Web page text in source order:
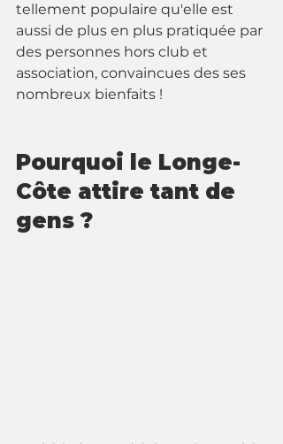
tellement populaire qu'elle est
aussi de plus en plus pratiquée par
des personnes hors club et
association, convaincues des ses
nombreux bienfaits !
Pourquoi le Longe-
Côte attire tant de
gens ?